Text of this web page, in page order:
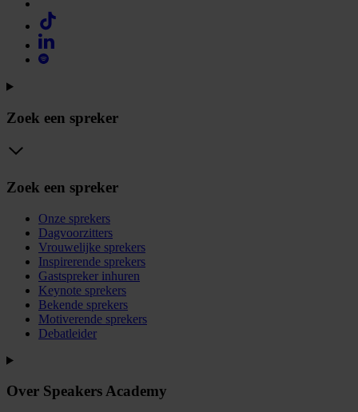
Zoek een spreker
Zoek een spreker
Onze sprekers
Dagvoorzitters
Vrouwelijke sprekers
Inspirerende sprekers
Gastspreker inhuren
Keynote sprekers
Bekende sprekers
Motiverende sprekers
Debatleider
Over Speakers Academy